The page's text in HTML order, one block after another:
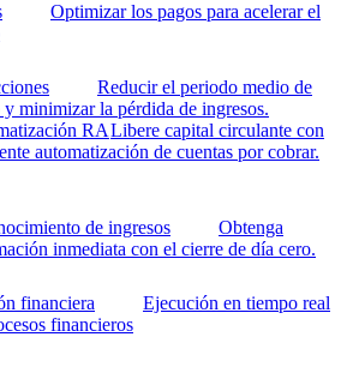
Optimizar los pagos para acelerar el
Reducir el periodo medio de
y minimizar la pérdida de ingresos.
RALibere capital circulante con
automatización de cuentas por cobrar.
de ingresos
Obtenga
inmediata con el cierre de día cero.
financiera
Ejecución en tiempo real
financieros